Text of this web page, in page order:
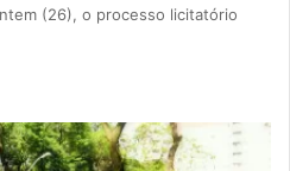
(26), o processo licitatório